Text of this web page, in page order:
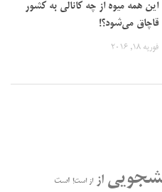
این همه میوه از چه کانالی به کشور
قاچاق می‌شود؟!
فوریه 18, 2016
از از است! است